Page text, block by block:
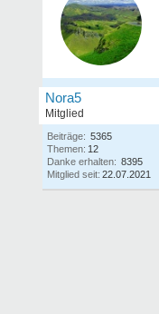
Nora5
Mitglied
Beiträge: 5365
Themen: 12
Danke erhalten: 8395
Mitglied seit: 22.07.2021